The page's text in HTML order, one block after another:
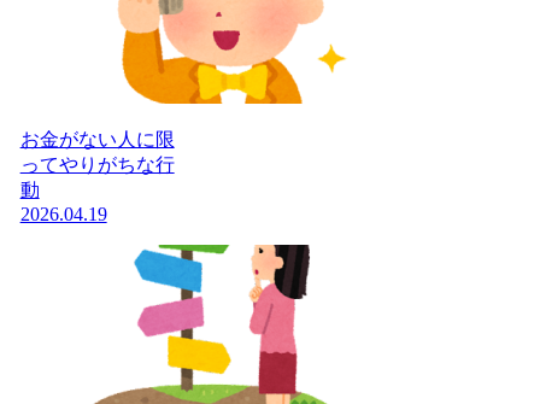
お金がない人に限
ってやりがちな行
動
2026.04.19